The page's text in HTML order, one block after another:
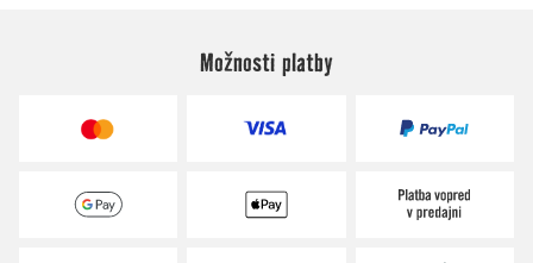
Možnosti platby